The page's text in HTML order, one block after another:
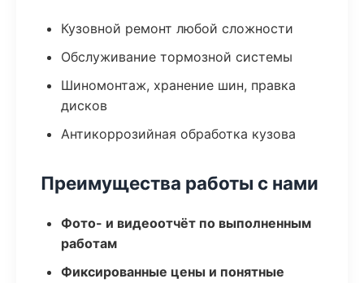
Кузовной ремонт любой сложности
Обслуживание тормозной системы
Шиномонтаж, хранение шин, правка
дисков
Антикоррозийная обработка кузова
Преимущества работы с нами
Фото- и видеоотчёт по выполненным
работам
Фиксированные цены и понятные